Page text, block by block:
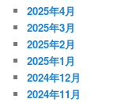
2025年4月
2025年3月
2025年2月
2025年1月
2024年12月
2024年11月